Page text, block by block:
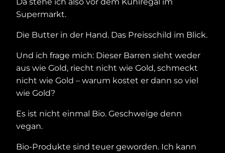
Supermarkt.
Die Butter in der Hand. Das Preisschild im Blick.
Und ich frage mich: Dieser Barren sieht weder
aus wie Gold, riecht nicht wie Gold, schmeckt
nicht wie Gold – warum kostet er dann so viel
wie Gold?
Es ist nicht einmal Bio. Geschweige denn
vegan.
Bio-Produkte sind teuer geworden. Ich kann